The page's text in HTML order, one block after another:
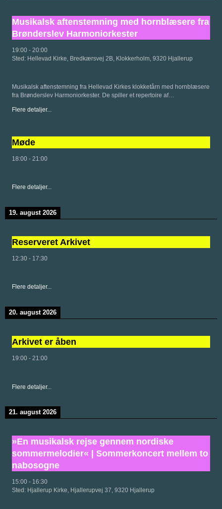
Musikalsk aftenstemning med hornblæsere fra
Brønderslev Harmoniorkester
19:00 - 20:00
Sted: Hellevad Kirke, Bredkærsvej 2B, Klokkerholm, 9320 Hjallerup
Musikalsk aftenstemning fra Hellevad Kirkes klokketårn med hornblæsere
fra Brønderslev Harmoniorkester. De spiller et repertoire af…
Flere detaljer...
Møde
18:00 - 21:00
Flere detaljer...
19. august 2026
Reserveret Arkivet
12:30 - 17:30
Flere detaljer...
20. august 2026
Arkivet er åben
19:00 - 21:00
Flere detaljer...
21. august 2026
»En musikalsk rejse gennem nordiske
sommermelodier« | Sommerkoncert mellem to
nabosogne
15:00 - 16:30
Sted: Hjallerup Kirke, Hjallerupvej 37, 9320 Hjallerup